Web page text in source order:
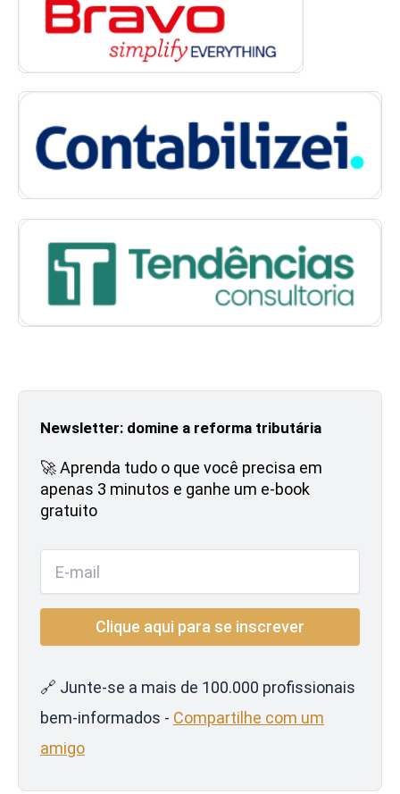
Newsletter: domine a reforma tributária
🚀 Aprenda tudo o que você precisa em
apenas 3 minutos e ganhe um e-book
gratuito
🔗 Junte-se a mais de 100.000 profissionais
bem-informados - Compartilhe com um
amigo